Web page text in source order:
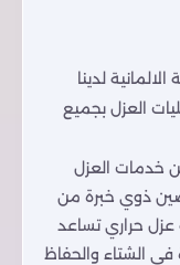
لدينا
العزل بجميع
خدمات العزل
ذوي خبرة من
عزل حراري تساعد
في الشتاء والحفاظ